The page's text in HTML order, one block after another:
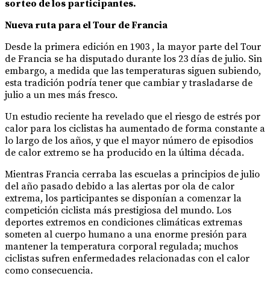
sorteo de los participantes.
Nueva ruta para el Tour de Francia
Desde la primera edición en 1903 , la mayor parte del Tour
de Francia se ha disputado durante los 23 días de julio. Sin
embargo, a medida que las temperaturas siguen subiendo,
esta tradición podría tener que cambiar y trasladarse de
julio a un mes más fresco.
Un estudio reciente ha revelado que el riesgo de estrés por
calor para los ciclistas ha aumentado de forma constante a
lo largo de los años, y que el mayor número de episodios
de calor extremo se ha producido en la última década.
Mientras Francia cerraba las escuelas a principios de julio
del año pasado debido a las alertas por ola de calor
extrema, los participantes se disponían a comenzar la
competición ciclista más prestigiosa del mundo. Los
deportes extremos en condiciones climáticas extremas
someten al cuerpo humano a una enorme presión para
mantener la temperatura corporal regulada; muchos
ciclistas sufren enfermedades relacionadas con el calor
como consecuencia.